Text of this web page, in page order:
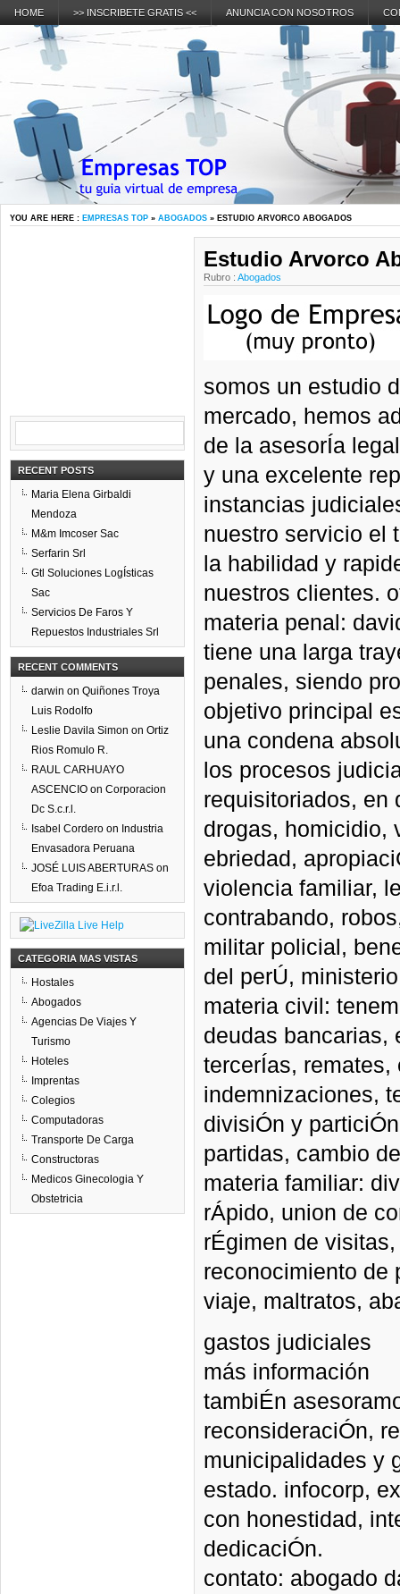
HOME >> INSCRIBETE GRATIS << ANUNCIA CON NOSOTROS
YOU ARE HERE : EMPRESAS TOP » ABOGADOS » ESTUDIO ARVORCO ABOGADOS
Estudio Arvorco
Rubro : Abogados
somos un estudio
mercado, hemos
de la asesorÍa
y una excelente
instancias
nuestro servicio el
la habilidad y
nuestros clientes.
materia penal:
tiene una larga
penales, siendo
objetivo principal
una condena
los procesos
requisitoriados, en
drogas, homicidio,
ebriedad,
violencia familiar,
contrabando,
militar policial,
del perÚ,
materia civil:
deudas bancarias,
tercerÍas,
indemnizaciones,
divisiÓn y
partidas, cambio
materia familiar:
rÁpido, union de
rÉgimen de
reconocimiento de
viaje, maltratos,
gastos judiciales
más información
tambiÉn
reconsideraciÓn,
municipalidades y
estado. infocorp,
con honestidad,
dedicaciÓn.
contato: abogado
RECENT POSTS
Maria Elena Girbaldi
Mendoza
M&m Imcoser Sac
Serfarin Srl
Gtl Soluciones LogÍsticas
Sac
Servicios De Faros Y
Repuestos Industriales Srl
RECENT COMMENTS
darwin on Quiñones Troya
Luis Rodolfo
Leslie Davila Simon on Ortiz
Rios Romulo R.
RAUL CARHUAYO
ASCENCIO on Corporacion
Dc S.c.r.l.
Isabel Cordero on Industria
Envasadora Peruana
JOSÉ LUIS ABERTURAS on
Efoa Trading E.i.r.l.
CATEGORIA MAS VISTAS
Hostales
Abogados
Agencias De Viajes Y
Turismo
Hoteles
Imprentas
Colegios
Computadoras
Transporte De Carga
Constructoras
Medicos Ginecologia Y
Obstetricia